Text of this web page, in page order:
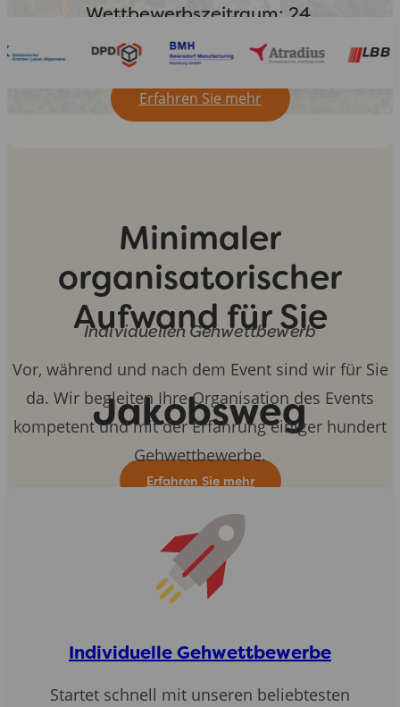
Wettbewerbszeitraum: 24.
September - 28. Oktober 2026
Erfahren Sie mehr
Individuellen Gehwettbewerb
Jakobsweg
Erfahren Sie mehr
Minimaler
organisatorischer
Aufwand für Sie
Vor, während und nach dem Event sind wir für Sie
da. Wir begleiten Ihre Organisation des Events
kompetent und mit der Erfahrung einiger hundert
Gehwettbewerbe.
Individuelle Gehwettbewerbe
Startet schnell mit unseren beliebtesten